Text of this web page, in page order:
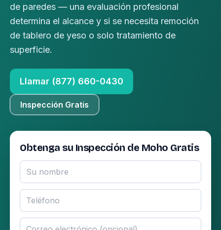
de paredes — una evaluación profesional
determina el alcance y si se necesita remoción
de tablero de yeso o solo tratamiento de
superficie.
Llamar (877) 660-0430
Inspección Gratis
Obtenga su Inspección de Moho Gratis